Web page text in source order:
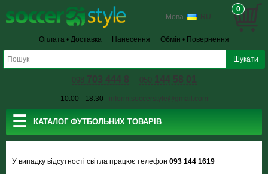
Мова RU
0
Оплата • Доставка Нанесення Обмін • Повернення
098 703 444 8 050 144 58 01
10:00 - 18:30 inform.soccerstyle@gmail.com
☰ КАТАЛОГ ФУТБОЛЬНИХ ТОВАРІВ
У випадку відсутності світла працює телефон 093 144 1619